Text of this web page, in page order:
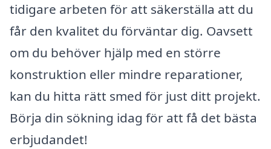
tidigare arbeten för att säkerställa att du
får den kvalitet du förväntar dig. Oavsett
om du behöver hjälp med en större
konstruktion eller mindre reparationer,
kan du hitta rätt smed för just ditt projekt.
Börja din sökning idag för att få det bästa
erbjudandet!